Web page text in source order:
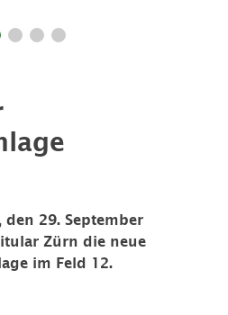
den 29. September
Zürn die neue
im Feld 12.